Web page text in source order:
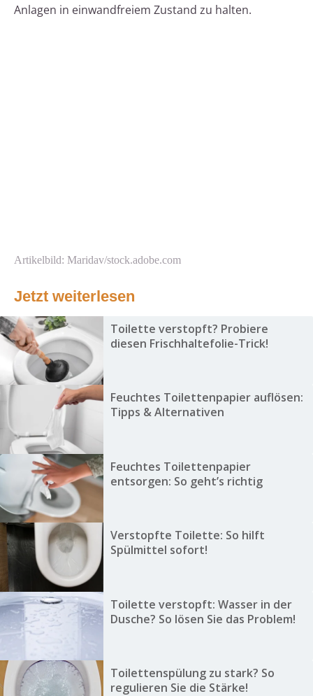
Anlagen in einwandfreiem Zustand zu halten.
Artikelbild: Maridav/stock.adobe.com
Jetzt weiterlesen
Toilette verstopft? Probiere
diesen Frischhaltefolie-Trick!
Feuchtes Toilettenpapier auflösen:
Tipps & Alternativen
Feuchtes Toilettenpapier
entsorgen: So geht’s richtig
Verstopfte Toilette: So hilft
Spülmittel sofort!
Toilette verstopft: Wasser in der
Dusche? So lösen Sie das Problem!
Toilettenspülung zu stark? So
regulieren Sie die Stärke!